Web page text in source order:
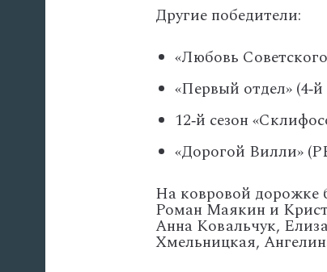
Другие победители:
«Любовь Советского
«Первый отдел» (4‑й
12‑й сезон
«Дорогой Вилли»
На ковровой дорожке
Роман Маякин и
Анна Ковальчук,
Хмельницкая,